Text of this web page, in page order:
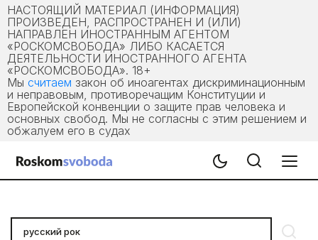
НАСТОЯЩИЙ МАТЕРИАЛ (ИНФОРМАЦИЯ)
ПРОИЗВЕДЕН, РАСПРОСТРАНЕН И (ИЛИ)
НАПРАВЛЕН ИНОСТРАННЫМ АГЕНТОМ
«РОСКОМСВОБОДА» ЛИБО КАСАЕТСЯ
ДЕЯТЕЛЬНОСТИ ИНОСТРАННОГО АГЕНТА
«РОСКОМСВОБОДА». 18+
Мы считаем закон об иноагентах дискриминационным
и неправовым, противоречащим Конституции и
Европейской конвенции о защите прав человека и
основных свобод. Мы не согласны с этим решением и
обжалуем его в судах